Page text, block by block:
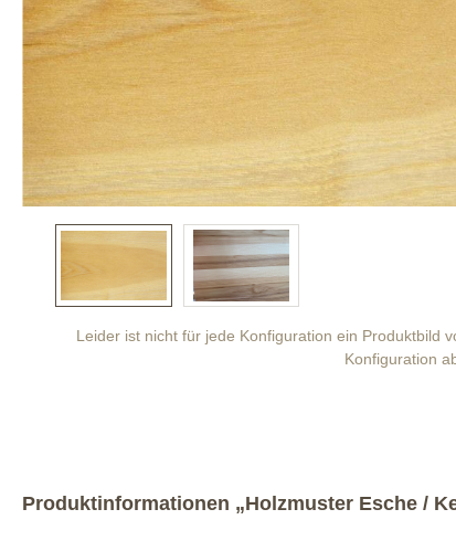
Leider ist nicht für jede Konfiguration ein Produktbild
Konfiguration
Produktinformationen „Holzmuster Esche /